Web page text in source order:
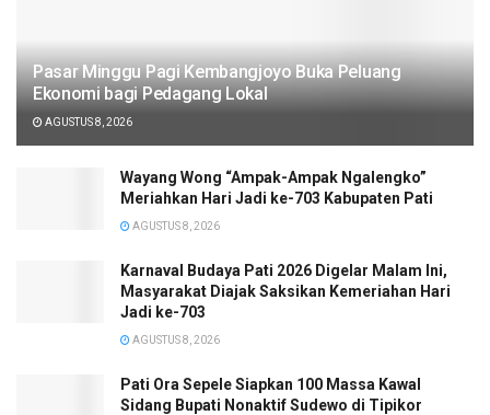
Pasar Minggu Pagi Kembangjoyo Buka Peluang
Ekonomi bagi Pedagang Lokal
AGUSTUS 8, 2026
Wayang Wong “Ampak-Ampak Ngalengko”
Meriahkan Hari Jadi ke-703 Kabupaten Pati
AGUSTUS 8, 2026
Karnaval Budaya Pati 2026 Digelar Malam Ini,
Masyarakat Diajak Saksikan Kemeriahan Hari
Jadi ke-703
AGUSTUS 8, 2026
Pati Ora Sepele Siapkan 100 Massa Kawal
Sidang Bupati Nonaktif Sudewo di Tipikor